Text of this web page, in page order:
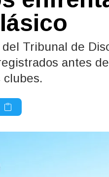
Tribunal de
antes
clubes.